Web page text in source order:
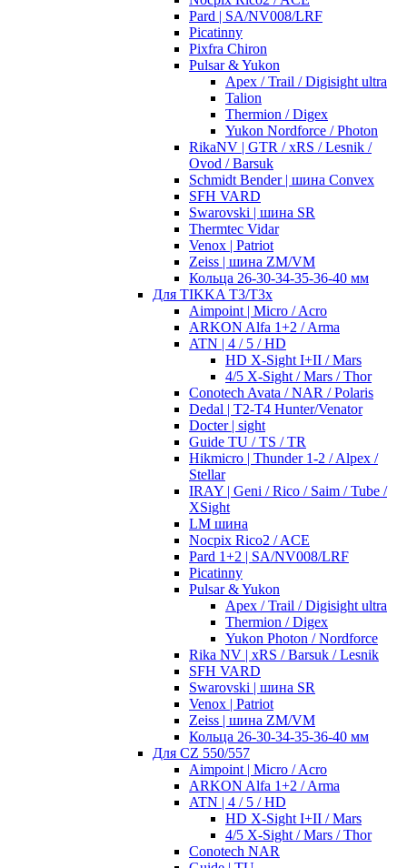
Pard | SA/NV008/LRF
Picatinny
Pixfra Chiron
Pulsar & Yukon
Apex / Trail / Digisight ultra
Talion
Thermion / Digex
Yukon Nordforce / Photon
RikaNV | GTR / xRS / Lesnik /
Ovod / Barsuk
Schmidt Bender | шина Convex
SFH VARD
Swarovski | шина SR
Thermtec Vidar
Venox | Patriot
Zeiss | шина ZM/VM
Кольца 26-30-34-35-36-40 мм
Для TIKKA T3/T3x
Aimpoint | Micro / Acro
ARKON Alfa 1+2 / Arma
ATN | 4 / 5 / HD
HD X-Sight I+II / Mars
4/5 X-Sight / Mars / Thor
Conotech Avata / NAR / Polaris
Dedal | T2-T4 Hunter/Venator
Docter | sight
Guide TU / TS / TR
Hikmicro | Thunder 1-2 / Alpex /
Stellar
IRAY | Geni / Rico / Saim / Tube /
XSight
LM шина
Nocpix Rico2 / ACE
Pard 1+2 | SA/NV008/LRF
Picatinny
Pulsar & Yukon
Apex / Trail / Digisight ultra
Thermion / Digex
Yukon Photon / Nordforce
Rika NV | xRS / Barsuk / Lesnik
SFH VARD
Swarovski | шина SR
Venox | Patriot
Zeiss | шина ZM/VM
Кольца 26-30-34-35-36-40 мм
Для CZ 550/557
Aimpoint | Micro / Acro
ARKON Alfa 1+2 / Arma
ATN | 4 / 5 / HD
HD X-Sight I+II / Mars
4/5 X-Sight / Mars / Thor
Conotech NAR